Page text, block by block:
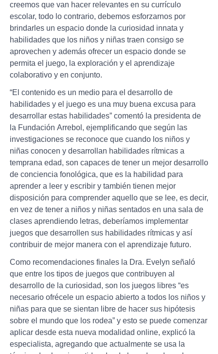
creemos que van hacer relevantes en su currículo
escolar, todo lo contrario, debemos esforzarnos por
brindarles un espacio donde la curiosidad innata y
habilidades que los niños y niñas traen consigo se
aprovechen y además ofrecer un espacio donde se
permita el juego, la exploración y el aprendizaje
colaborativo y en conjunto.
“El contenido es un medio para el desarrollo de
habilidades y el juego es una muy buena excusa para
desarrollar estas habilidades” comentó la presidenta de
la Fundación Arrebol, ejemplificando que según las
investigaciones se reconoce que cuando los niños y
niñas conocen y desarrollan habilidades rítmicas a
temprana edad, son capaces de tener un mejor desarrollo
de conciencia fonológica, que es la habilidad para
aprender a leer y escribir y también tienen mejor
disposición para comprender aquello que se lee, es decir,
en vez de tener a niños y niñas sentados en una sala de
clases aprendiendo letras, deberíamos implementar
juegos que desarrollen sus habilidades rítmicas y así
contribuir de mejor manera con el aprendizaje futuro.
Como recomendaciones finales la Dra. Evelyn señaló
que entre los tipos de juegos que contribuyen al
desarrollo de la curiosidad, son los juegos libres “es
necesario ofrécele un espacio abierto a todos los niños y
niñas para que se sientan libre de hacer sus hipótesis
sobre el mundo que los rodea” y esto se puede comenzar
aplicar desde esta nueva modalidad online, explicó la
especialista, agregando que actualmente se usa la